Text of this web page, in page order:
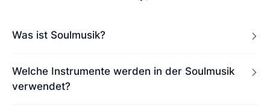
Was ist Soulmusik?
Welche Instrumente werden in der Soulmusik
verwendet?